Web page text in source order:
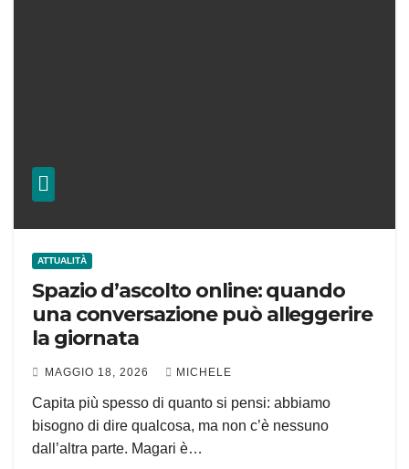
ATTUALITÀ
Spazio d’ascolto online: quando
una conversazione può alleggerire
la giornata
MAGGIO 18, 2026 MICHELE
Capita più spesso di quanto si pensi: abbiamo
bisogno di dire qualcosa, ma non c’è nessuno
dall’altra parte. Magari è…